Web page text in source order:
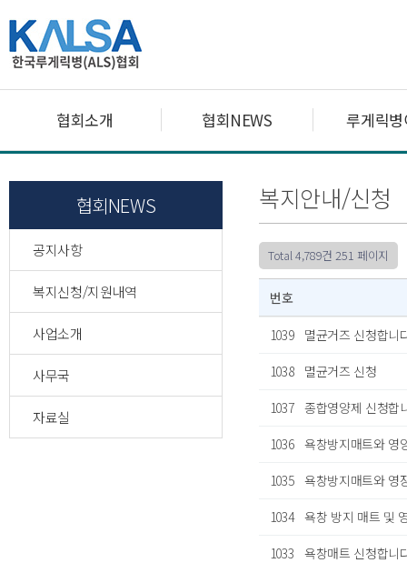
협회소개 협회NEWS 루게릭
협회NEWS
공지사항
복지신청/지원내역
사업소개
사무국
자료실
복지안내/신청
Total 4,789건 251 페이지
번호
1039
멸균거즈 신청합니
1038
멸균거즈 신청
1037 종합영양제 신청합
1036 욕창방지매트와 영
1035 욕창방지매트와 영
1034 욕창 방지 매트 및
1033 욕창매트 신청합니